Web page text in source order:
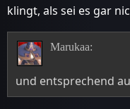
klingt, als sei es gar
Marukaa:
und entsprechend